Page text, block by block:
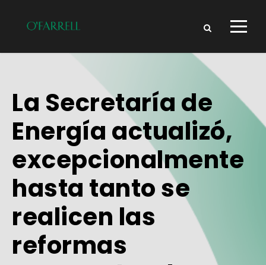
La Secretaría de
Energía actualizó,
excepcionalmente
hasta tanto se
realicen las
reformas